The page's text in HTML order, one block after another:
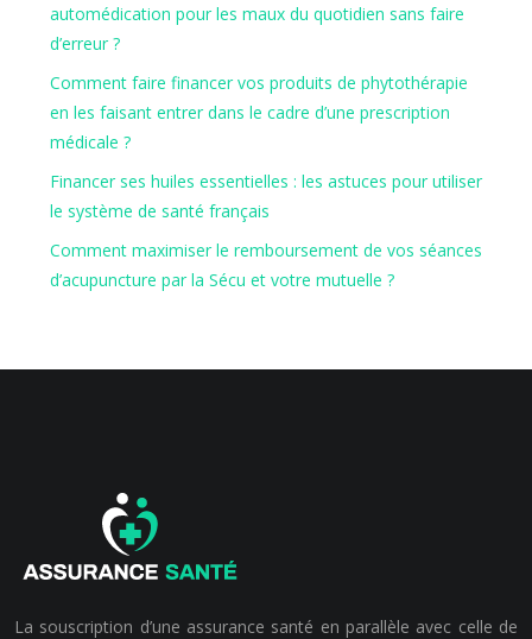
automédication pour les maux du quotidien sans faire
d’erreur ?
Comment faire financer vos produits de phytothérapie
en les faisant entrer dans le cadre d’une prescription
médicale ?
Financer ses huiles essentielles : les astuces pour utiliser
le système de santé français
Comment maximiser le remboursement de vos séances
d’acupuncture par la Sécu et votre mutuelle ?
La souscription d’une assurance santé en parallèle avec celle de